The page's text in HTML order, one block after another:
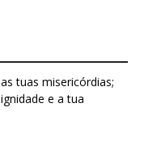
tuas misericórdias;
e a tua